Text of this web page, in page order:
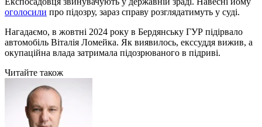
оголосили про підозру, зараз справу розглядатимуть у суді.
Нагадаємо, в жовтні 2024 року в Бердянську ГУР підірвало
автомобіль Віталія Ломейка. Як виявилось, екссуддя вижив, а
окупаційна влада затримала підозрюваного в підриві.
Читайте також